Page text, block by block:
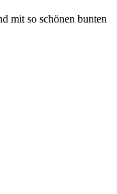
mit so schönen bunten